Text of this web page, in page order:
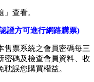
查看。
證方可進行網路購票)
售票系統之會員密碼每三
密碼及檢查會員資料、收
誤您購買權益。